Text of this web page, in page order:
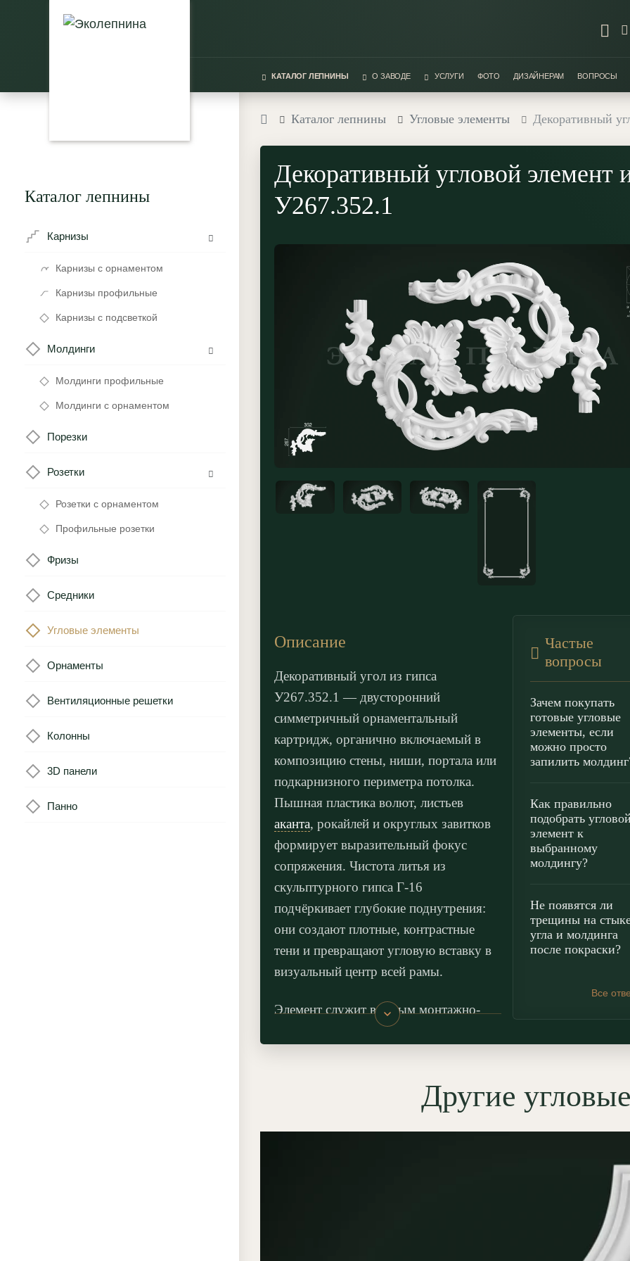
КАТАЛОГ ЛЕПНИНЫ О ЗАВОДЕ УСЛУГИ ФОТО ДИЗАЙНЕРАМ ВОПРОСЫ
Каталог лепнины
Карнизы
Карнизы с орнаментом
Карнизы профильные
Карнизы с подсветкой
Молдинги
Молдинги профильные
Молдинги с орнаментом
Порезки
Розетки
Розетки с орнаментом
Профильные розетки
Фризы
Средники
Угловые элементы
Орнаменты
Вентиляционные решетки
Колонны
3D панели
Панно
Каталог лепнины Угловые элементы Декоративный
Декоративный угловой элемент
У267.352.1
Описание
Декоративный угол из гипса
У267.352.1 — двусторонний
симметричный орнаментальный
картридж, органично включаемый в
композицию стены, ниши, портала или
подкарнизного периметра потолка.
Пышная пластика волют, листьев
аканта, рокайлей и округлых завитков
формирует выразительный фокус
сопряжения. Чистота литья из
скульптурного гипса Г-16
подчёркивает глубокие поднутрения:
они создают плотные, контрастные
тени и превращают угловую вставку в
визуальный центр всей рамы.
Элемент служит важным монтажно-
декоративным инструментом для
настенных карт и зеркал в технике
он избавляет от сложной и
пыльной подрезкимолдинговпод 45
Частые
вопросы
Зачем покупать
готовые угловые
элементы, если
можно просто
запилить
Как правильно
подобрать
элемент к
выбранному
молдингу?
Не появятся ли
трещины на
угла и молдинга
после покраски?
Все
Другие